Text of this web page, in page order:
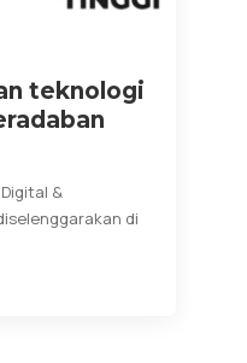
teknologi
&
di